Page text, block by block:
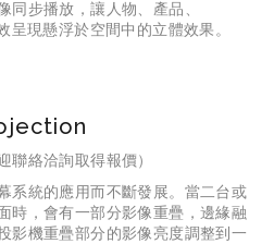
同步播放，讓人物、產品、
呈現懸浮於空間中的立體效果。
聯絡洽詢取得報價）
系統的應用而不斷發展。當二台或
時，會有一部分影像重疊，邊緣融
影機重疊部分的影像亮度調整到一